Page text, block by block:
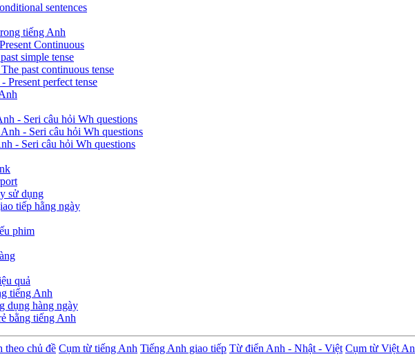
sentences
tiếng Anh
Continuous
simple tense
past continuous tense
Present perfect tense
- Seri câu hỏi Wh questions
- Seri câu hỏi Wh questions
- Seri câu hỏi Wh questions
sử dụng
tiếp hằng ngày
phim
quả
tiếng Anh
dụng hàng ngày
bằng tiếng Anh
theo chủ đề Cụm từ tiếng Anh Tiếng Anh giao tiếp Từ điển Anh - Nhật - Việt Cụm từ Việt